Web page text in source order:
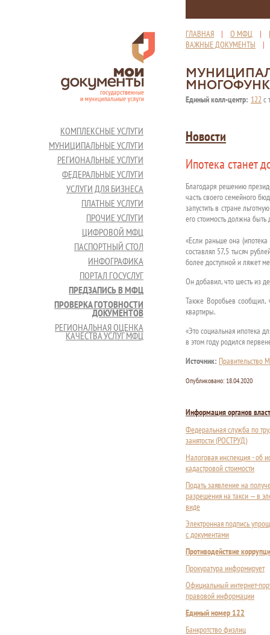
ГЛАВНАЯ | О МФЦ |
ВАЖНЫЕ ДОКУМЕНТЫ
Единый колл-центр: 122с
КОМПЛЕКСНЫЕ УСЛУГИ
МУНИЦИПАЛЬНЫЕ УСЛУГИ
РЕГИОНАЛЬНЫЕ УСЛУГИ
ФЕДЕРАЛЬНЫЕ УСЛУГИ
УСЛУГИ ДЛЯ БИЗНЕСА
ПЛАТНЫЕ УСЛУГИ
ПРОЧИЕ УСЛУГИ
ЦИФРОВОЙ МФЦ
ПАСПОРТНЫЙ СТОЛ
ИНФОГРАФИКА
ПОРТАЛ ГОСУСЛУГ
ПРЕДЗАПИСЬ В МФЦ
ПРОВЕРКА ГОТОВНОСТИ
ДОКУМЕНТОВ
РЕГИОНАЛЬНАЯ ОЦЕНКА
КАЧЕСТВА УСЛУГ МФЦ
Новости
Ипотека станет
Благодаря решению
часть своего семейного
запустить в стране
его стоимость должна
«Если раньше она
составлял 57,5 тысяч
более доступной и ляжет
Он добавил, что шесть из
Также Воробьев сообщил,
квартиры.
«Это социальная ипотека
в этом году родился
Источник: Правительство
Опубликовано: 18.04.2020
Информация органов
Федеральная служба по
занятости (РОСТРУД)
Налоговая инспекция - об
кадастровой стоимости
Подать заявление на
разрешения на такси — в
виде
Электронная подпись
с документами
Противодействие
Прокуратура информирует
Официальный интернет-
правовой информации
Единый номер 122
Банкротство физлиц